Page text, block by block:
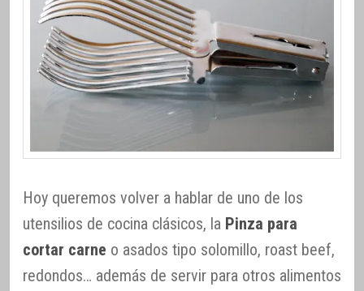
Hoy queremos volver a hablar de uno de los
utensilios de cocina clásicos, la Pinza para
cortar carne o asados tipo solomillo, roast beef,
redondos… además de servir para otros alimentos